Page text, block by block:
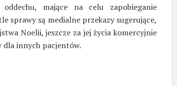
mające na celu zapobieganie
sprawy są medialne przekazy sugerujące,
Noelii, jeszcze za jej życia komercyjnie
dla innych pacjentów.